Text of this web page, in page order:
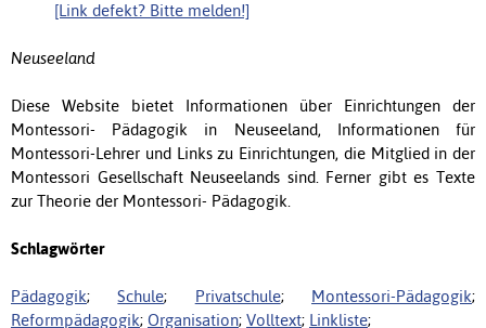
[Link defekt? Bitte melden!]
Neuseeland
Diese Website bietet Informationen über Einrichtungen der
Montessori- Pädagogik in Neuseeland, Informationen für
Montessori-Lehrer und Links zu Einrichtungen, die Mitglied in der
Montessori Gesellschaft Neuseelands sind. Ferner gibt es Texte
zur Theorie der Montessori- Pädagogik.
Schlagwörter
Pädagogik;Schule; Privatschule; Montessori-Pädagogik;
Reformpädagogik; Organisation; Volltext; Linkliste;